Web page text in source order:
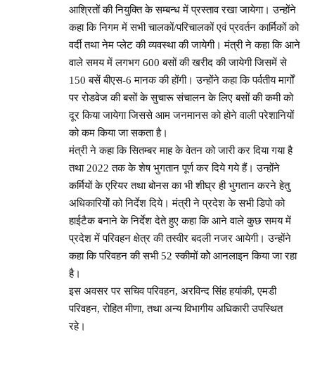
आश्रितों की नियुक्ति के सम्बन्ध में प्रस्ताव रखा जायेगा। उन्होंने
कहा कि निगम में सभी चालकों/परिचालकों एवं प्रवर्तन कार्मिकों को
वर्दी तथा नेम प्लेट की व्यवस्था की जायेगी। मंत्री ने कहा कि आने
वाले समय में लगभग 600 बसों की खरीद की जायेगी जिसमें से
150 बसें बीएस-6 मानक की होंगी। उन्होंने कहा कि पर्वतीय मार्गों
पर रोडवेज की बसों के सुचारू संचालन के लिए बसों की कमी को
दूर किया जायेगा जिससे आम जनमानस को होने वाली परेशानियों
को कम किया जा सकता है।
मंत्री ने कहा कि सितम्बर माह के वेतन को जारी कर दिया गया है
तथा 2022 तक के शेष भुगतान पूर्ण कर दिये गये हैं। उन्होंने
कर्मियों के एरियर तथा बोनस का भी शीघ्र ही भुगतान करने हेतु
अधिकारियोें को निर्देश दिये। मंत्री ने प्रदेश के सभी डिपो को
हाईटैक बनाने के निर्देश देते हुए कहा कि आने वाले कुछ समय में
प्रदेश में परिवहन क्षेत्र की तस्वीर बदली नजर आयेगी। उन्होंने
कहा कि परिवहन की सभी 52 स्कीमों कोे आनलाइन किया जा रहा
है।
इस अवसर पर सचिव परिवहन, अरविन्द सिंह हयांकी, एमडी
परिवहन, रोहित मीणा, तथा अन्य विभागीय अधिकारी उपस्थित
रहे।